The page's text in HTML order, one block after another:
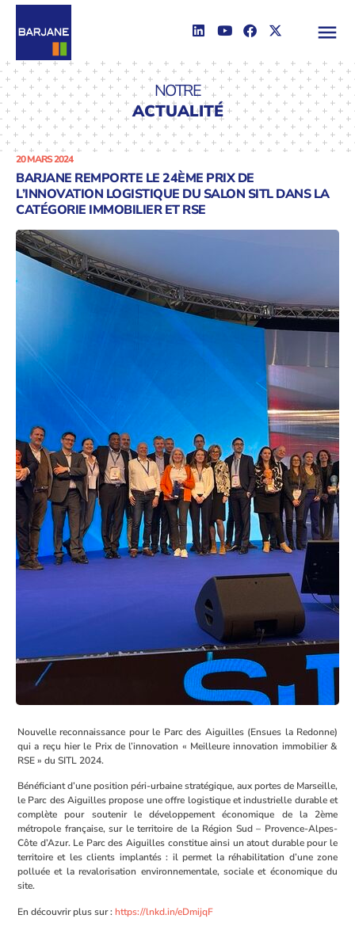
NOTRE
ACTUALITÉ
20 MARS 2024
BARJANE REMPORTE LE 24ÈME PRIX DE
L’INNOVATION LOGISTIQUE DU SALON SITL DANS LA
CATÉGORIE IMMOBILIER ET RSE
Nouvelle reconnaissance pour le Parc des Aiguilles (Ensues la Redonne)
qui a reçu hier le Prix de l’innovation « Meilleure innovation immobilier &
RSE » du SITL 2024.
Bénéficiant d’une position péri-urbaine stratégique, aux portes de Marseille,
le Parc des Aiguilles propose une offre logistique et industrielle durable et
complète pour soutenir le développement économique de la 2ème
métropole française, sur le territoire de la Région Sud – Provence-Alpes-
Côte d’Azur. Le Parc des Aiguilles constitue ainsi un atout durable pour le
territoire et les clients implantés : il permet la réhabilitation d’une zone
polluée et la revalorisation environnementale, sociale et économique du
site.
En découvrir plus sur :https://lnkd.in/eDmijqF